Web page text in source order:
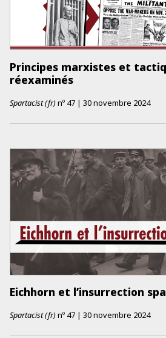
Principes marxistes et
réexaminés
Spartacist (fr)nº 47 | 30 novembre 2024
Eichhorn et l’insurrection
Spartacist (fr)nº 47 | 30 novembre 2024